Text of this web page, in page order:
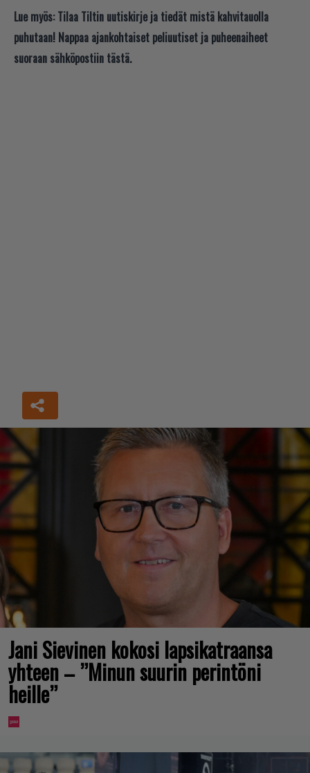
Lue myös: Tilaa Tiltin uutiskirje ja tiedät mistä kahvitauolla
puhutaan! Nappaa ajankohtaiset peliuutiset ja puheenaiheet
suoraan sähköpostiin tästä.
Jani Sievinen kokosi lapsikatraansa
yhteen – ”Minun suurin perintöni
heille”